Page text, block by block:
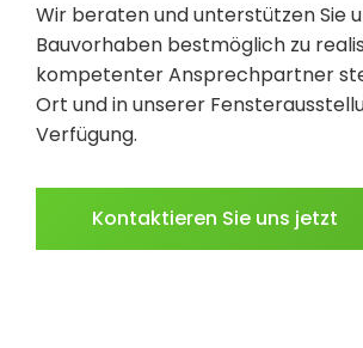
Wir beraten und unterstützen Sie
Bauvorhaben bestmöglich zu
kompetenter Ansprechpartner
Ort und in unserer
Verfügung.
Kontaktieren Sie uns jetzt